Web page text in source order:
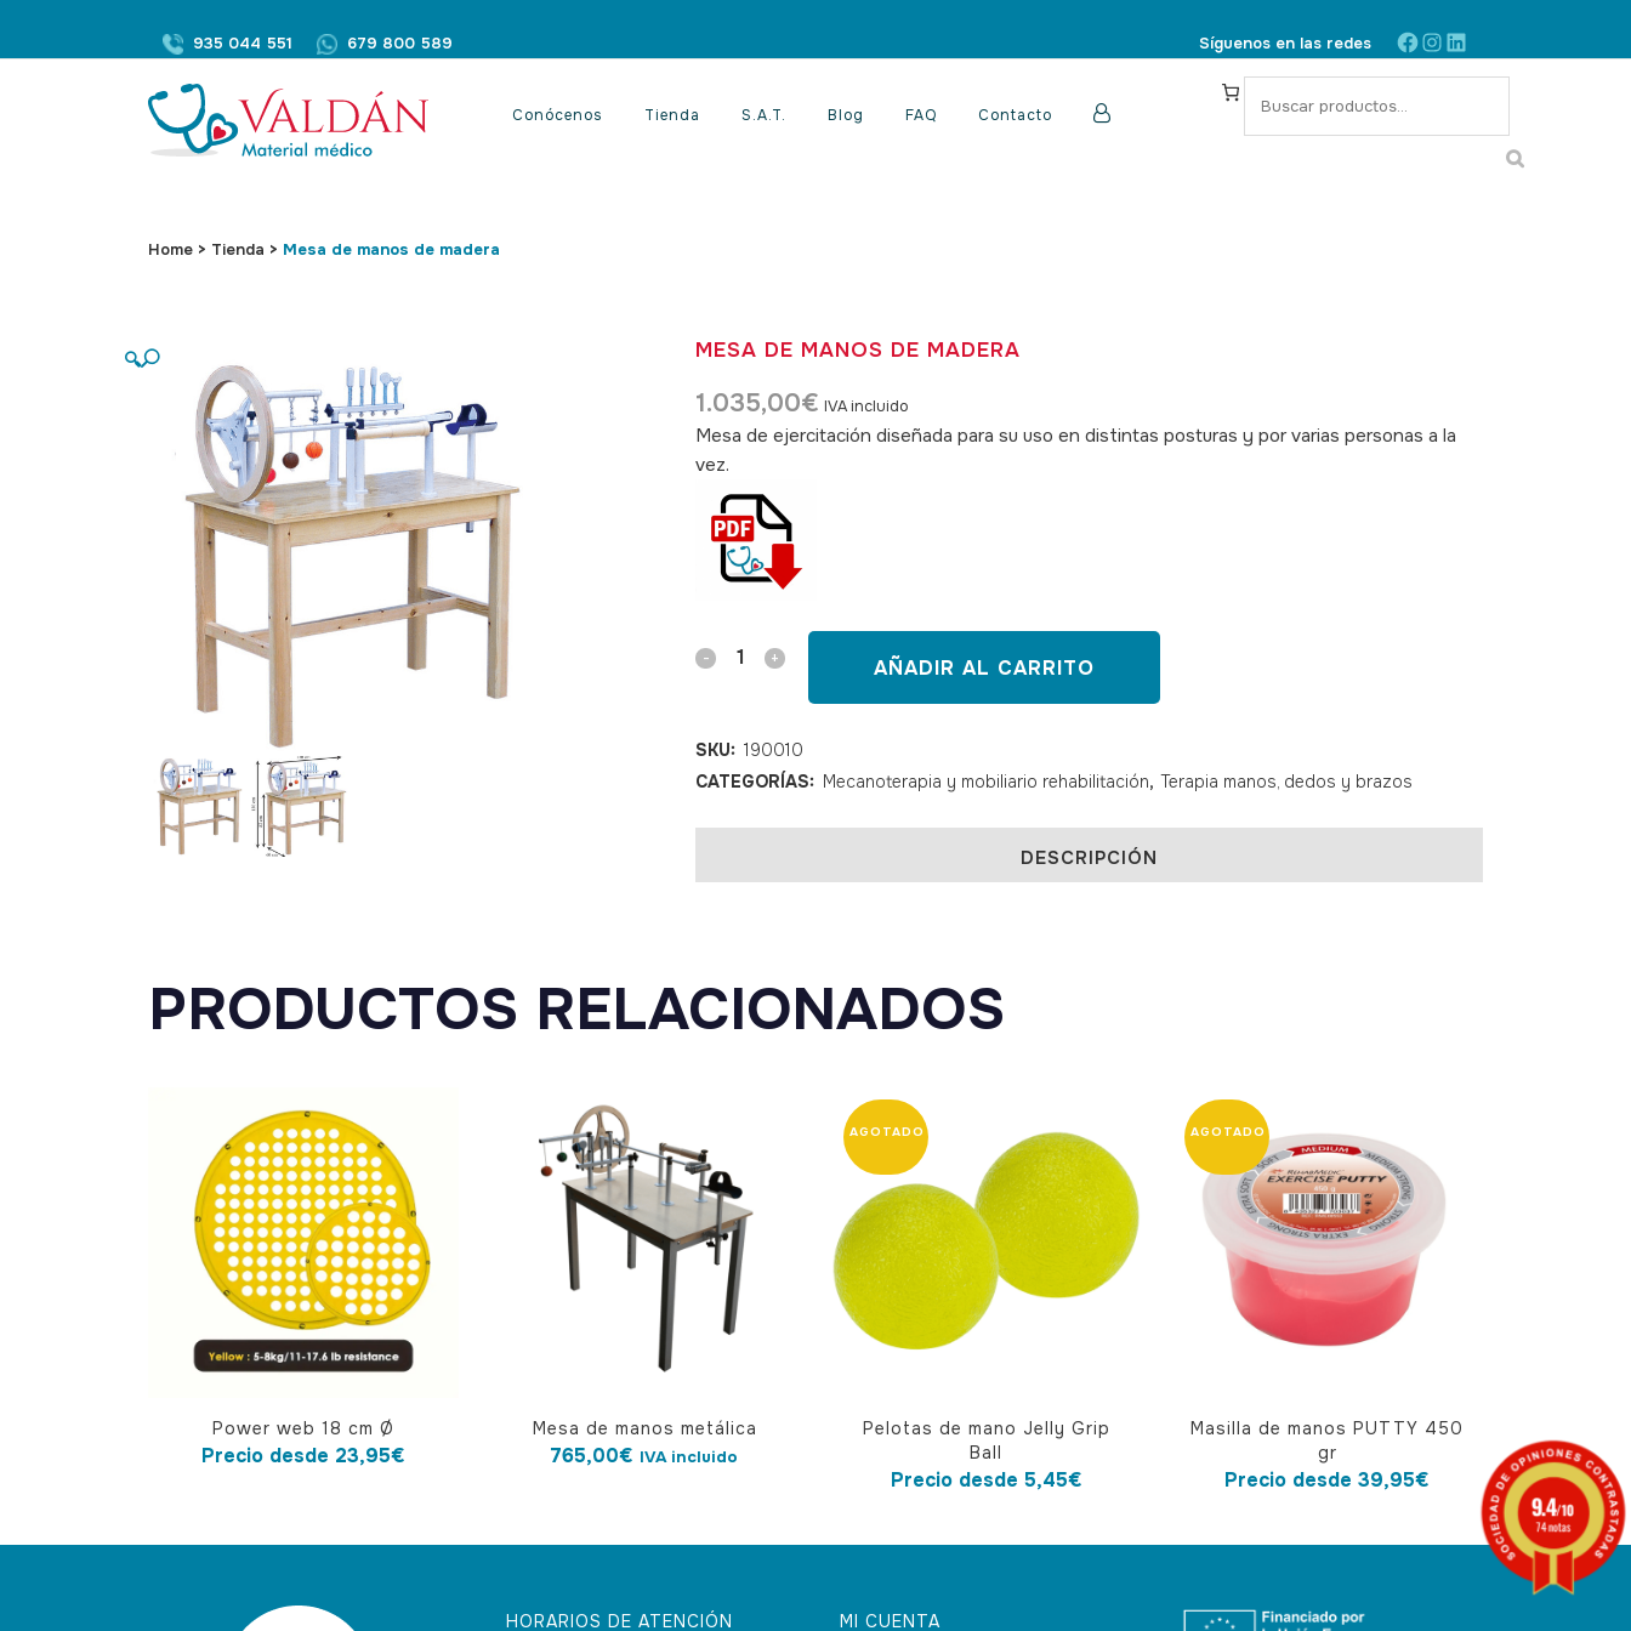
935 044 551 679 800 589 Síguenos en las redes Facebook
Instagram
LinkedIn
S
Conócenos Tienda S.A.T. Blog FAQ Contacto
Home > Tienda > Mesa de manos de madera
🔍 MESA DE MANOS DE MADERA
1.035,00€ IVA incluido
Mesa de ejercitación diseñada para su uso en distintas posturas y por varias personas a la
vez.
Mesa
manos
de
quantity
AÑADIR AL CARRITO
SKU: 190010
CATEGORÍAS: Mecanoterapia y mobiliario rehabilitación, Terapia manos, dedos y brazos
DESCRIPCIÓN
PRODUCTOS RELACIONADOS
producto
variantes.
Power web 18 cm Ø
Precio desde 23,95€
Mesa de manos metálica
765,00€ IVA incluido
variantes.
Pelotas de mano Jelly Grip
Ball
Precio desde 5,45€
variantes.
Masilla de manos PUTTY 450
gr
Precio desde39,95€
HORARIOS DE ATENCIÓN MI CUENTA
9.4/10
74 notas